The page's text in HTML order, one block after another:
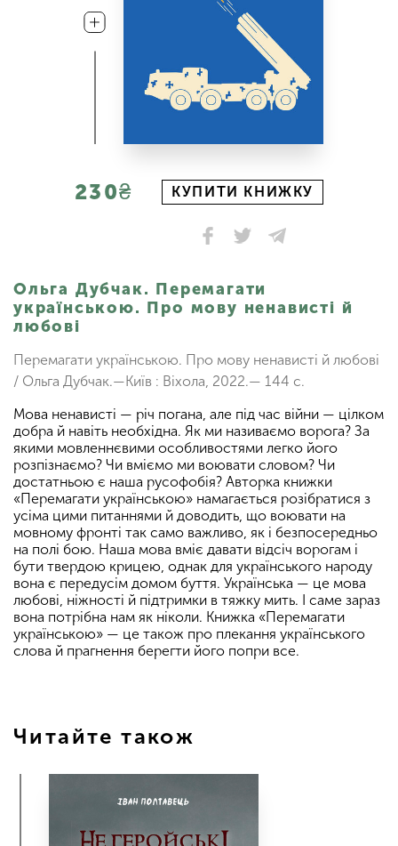
230₴ КУПИТИ КНИЖКУ
Ольга Дубчак. Перемагати
українською. Про мову ненависті й
любові
Перемагати українською. Про мову ненависті й любові
/ Ольга Дубчак.—Київ : Віхола, 2022.— 144 с.
Мова ненависті — річ погана, але під час війни — цілком
добра й навіть необхідна. Як ми називаємо ворога? За
якими мовленнєвими особливостями легко його
розпізнаємо? Чи вміємо ми воювати словом? Чи
достатньою є наша русофобія? Авторка книжки
«Перемагати україн­ською» намагається розібратися з
усіма цими питаннями й доводить, що воювати на
мовному фронті так само важливо, як і безпосередньо
на полі бою. Наша мова вміє давати відсіч ворогам і
бути твердою крицею, однак для українського народу
вона є передусім домом буття. Українська — це мова
любові, ніжності й підтримки в тяжку мить. І саме зараз
вона потрібна нам як ніколи. Книжка «Перемагати
українською» — це також про плекання українського
слова й прагнення берегти його попри все.
Читайте також